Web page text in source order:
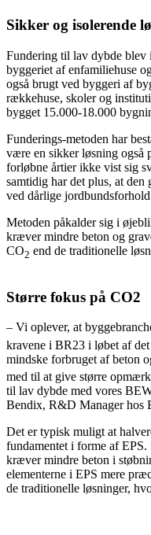
Sikker og isolerende
Fundering til lav dybde blev
byggeriet af enfamiliehuse
også brugt ved byggeri af
rækkehuse, skoler og
bygget 15.000-18.000
Funderings-metoden har
være en sikker løsning også
forløbne årtier ikke vist sig
samtidig har det plus, at
ved dårlige
Metoden påkalder sig i
kræver mindre beton og
CO2 end de traditionelle
Større fokus på CO2
– Vi oplever, at
kravene i BR23 i løbet af det
mindske forbruget af beton
med til at give større
til lav dybde med vores
Bendix, R&D Manager hos
Det er typisk muligt at
fundamentet i forme af
kræver mindre beton i
elementerne i EPS mere
de traditionelle løsninger,